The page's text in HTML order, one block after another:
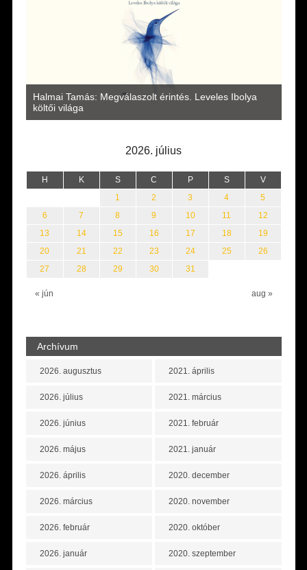
Halmai Tamás: Megválaszolt érintés. Leveles Ibolya
költői világa
2026. július
H K S C P S V
« jún aug »
1 2 3 4
5
6
7 8 9 10 11
12
13
14 15 16 17 18
19
20
21 22 23 24 25
26
27
28 29 30 31
Archívum
2026. augusztus
2026. július
2026. június
2026. május
2026. április
2026. március
2026. február
2026. január
2021. április
2021. március
2021. február
2021. január
2020. december
2020. november
2020. október
2020. szeptember